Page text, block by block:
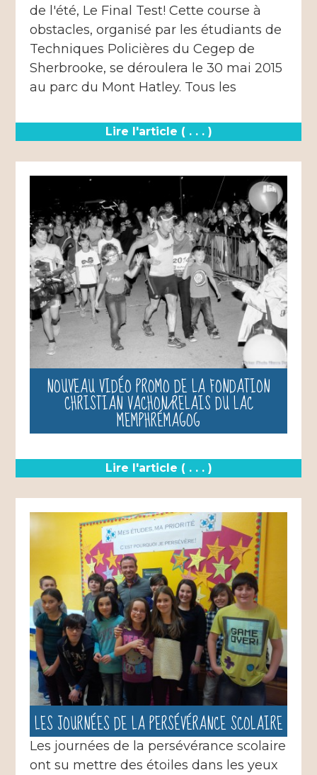
de l'été, Le Final Test! Cette course à
obstacles, organisé par les étudiants de
Techniques Policières du Cegep de
Sherbrooke, se déroulera le 30 mai 2015
au parc du Mont Hatley. Tous les
Lire l'article ( . . . )
NOUVEAU VIDÉO PROMO DE LA FONDATION
CHRISTIAN VACHON/RELAIS DU LAC
MEMPHRÉMAGOG
Lire l'article ( . . . )
LES JOURNÉES DE LA PERSÉVÉRANCE SCOLAIRE
Les journées de la persévérance scolaire
ont su mettre des étoiles dans les yeux